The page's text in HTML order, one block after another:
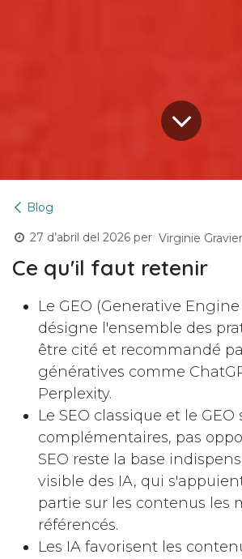
Blog
27 d’abril del 2026 per Virginie Gravier
Ce qu'il faut retenir
Le GEO (Generative
désigne l'ensemble des
être cité et recommandé
génératives comme
Perplexity.
Le SEO classique et le GEO
complémentaires, pas
SEO reste la base
visible des IA, qui
partie sur les contenus les
référencés.
Les IA favorisent les